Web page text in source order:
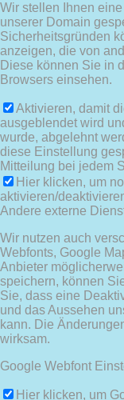
Wir stellen Ihnen
unserer Domain
Sicherheitsgründen
anzeigen, die von
Diese können Sie in
Browsers einsehen.
Aktivieren, damit
ausgeblendet wird
wurde, abgelehnt
diese Einstellung
Mitteilung bei jedem
Hier klicken, um
aktivieren/
Andere externe
Wir nutzen auch
Webfonts, Google
Anbieter
speichern, können
Sie, dass eine
und das Aussehen
kann. Die
wirksam.
Google Webfont
Hier klicken, um